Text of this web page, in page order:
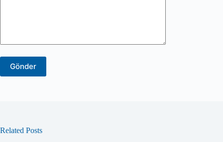
Related Posts